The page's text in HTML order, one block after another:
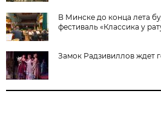
В Минске до конца лета
фестиваль «Классика у
Замок Радзивиллов ждет